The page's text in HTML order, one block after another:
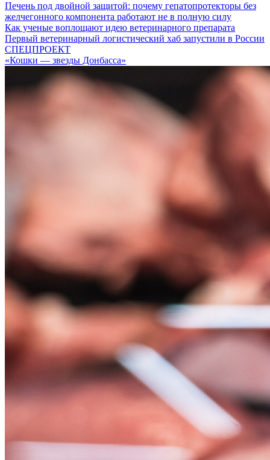
Печень под двойной защитой: почему гепатопротекторы без
желчегонного компонента работают не в полную силу
Как ученые воплощают идею ветеринарного препарата
Первый ветеринарный логистический хаб запустили в России
СПЕЦПРОЕКТ
«Кошки — звезды Донбасса»